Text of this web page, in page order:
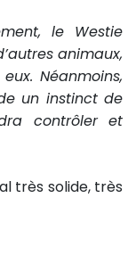
le Westie
animaux,
Néanmoins,
un instinct de
contrôler et
très solide, très